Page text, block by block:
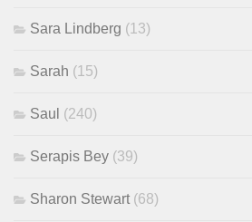
Sara Lindberg (13)
Sarah (15)
Saul (240)
Serapis Bey (39)
Sharon Stewart (68)